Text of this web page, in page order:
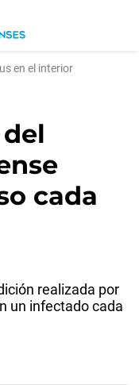
en el interior
cada
realizada por
un infectado cada